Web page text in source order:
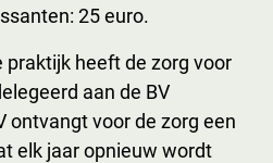
25 euro.
praktijk heeft de zorg voor
aan de BV
ontvangt voor de zorg een
elk jaar opnieuw wordt